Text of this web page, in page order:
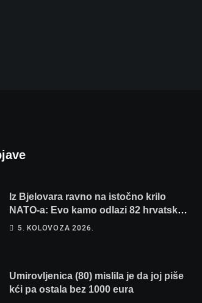
Iz Bjelovara ravno na istočno krilo
NATO-a: Evo kamo odlazi 82 hrvatska
vojnika i 6 vojnikinja
5. KOLOVOZA 2026.
Umirovljenica (80) mislila je da joj piše
kći pa ostala bez 1000 eura